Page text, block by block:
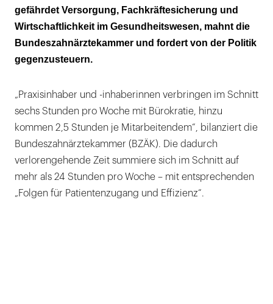
Dreifachdokumentationen
Weniger Verwaltungsaufwand bedeutet
bessere Prävention
gefährdet Versorgung, Fachkräftesicherung und
Wirtschaftlichkeit im Gesundheitswesen, mahnt die
Bundeszahnärztekammer und fordert von der Politik
gegenzusteuern.
„Praxisinhaber und -inhaberinnen verbringen im Schnitt
sechs Stunden pro Woche mit Bürokratie, hinzu
kommen 2,5 Stunden je Mitarbeitendem“, bilanziert die
Bundeszahnärztekammer (BZÄK). Die dadurch
verlorengehende Zeit summiere sich im Schnitt auf
mehr als 24 Stunden pro Woche – mit entsprechenden
„Folgen für Patientenzugang und Effizienz“.